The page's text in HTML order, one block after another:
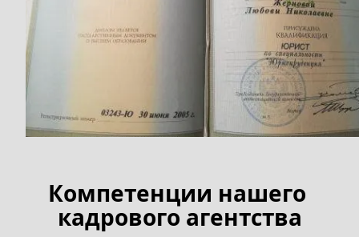
Компетенции нашего
кадрового агентства